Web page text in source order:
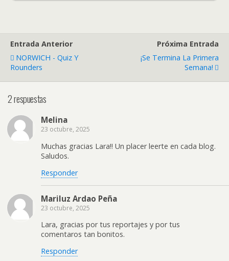
Entrada Anterior
NORWICH - Quiz Y
Rounders
Próxima Entrada
¡Se Termina La Primera
Semana!
2 respuestas
Melina
23 octubre, 2025
Muchas gracias Lara!! Un placer leerte en cada blog.
Saludos.
Responder
Mariluz Ardao Peña
23 octubre, 2025
Lara, gracias por tus reportajes y por tus
comentaros tan bonitos.
Responder